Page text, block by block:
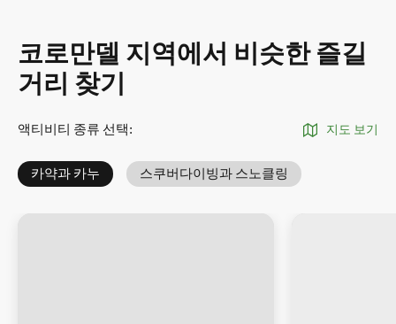
코로만델 지역에서 비슷한 즐길
거리 찾기
액티비티 종류 선택: 지도 보기
카약과 카누 스쿠버다이빙과 스노클링